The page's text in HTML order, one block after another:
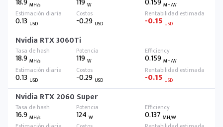
MH/s W MH/W
0.13 USD -0.29 USD -0.15 USD
Nvidia RTX 3060Ti
18.9 MH/s 119W 0.159 MH/W
0.13 USD -0.29 USD -0.15 USD
Nvidia RTX 2060 Super
16.9 MH/s 124W 0.137 MH/W